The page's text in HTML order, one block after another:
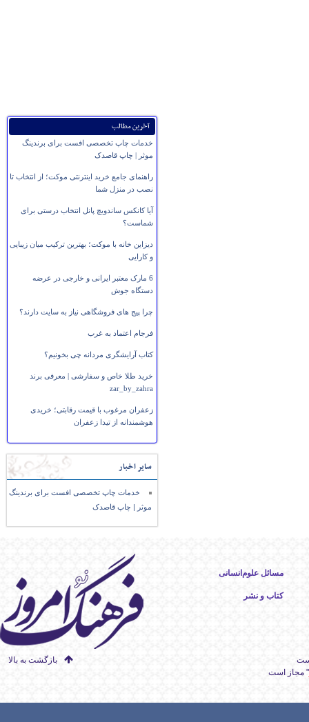
آخرین مطالب
خدمات چاپ تخصصی افست برای برندینگ
موثر | چاپ قاصدک
راهنمای جامع خرید اینترنتی موکت؛ از انتخاب تا
نصب در منزل شما
آیا کانکس ساندویچ پانل انتخاب درستی برای
شماست؟
دیزاین خانه با موکت؛ بهترین ترکیب میان زیبایی
و کارایی
6 مارک معتبر ایرانی و خارجی در عرضه
دستگاه جوش
چرا پیج های فروشگاهی نیاز به سایت دارند؟
فرجام اعتماد به غرب
کتاب آرایشگری مردانه چی بخونیم؟
خرید طلا خاص و سفارشی | معرفی برند
zar_by_zahra
زعفران مرغوب با قیمت رقابتی؛ خریدی
هوشمندانه از تیدا زعفران
سایر اخبار
خدمات چاپ تخصصی افست برای برندینگ
موثر | چاپ قاصدک
مسائل علوم‌انسانی
کتاب و نشر
بازگشت به بالا
" مجاز است